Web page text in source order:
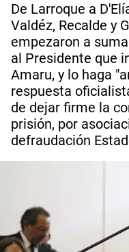
De Larroque a
Valdéz, Recalde y
empezaron a
al Presidente que
Amaru, y lo haga
respuesta
de dejar firme la
prisión, por
defraudación